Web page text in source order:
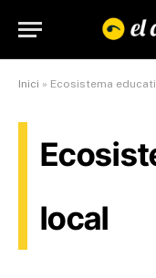
Inici » Ecosistema
local